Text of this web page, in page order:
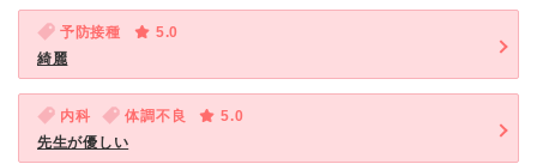
予防接種
5.0
綺麗
内科 体調不良
5.0
先生が優しい